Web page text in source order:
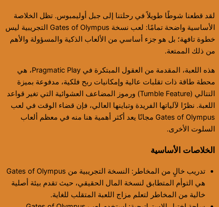
لقد قطعنا شوطًا طويلاً في رحلتنا إلى جبل أوليمبوس. تظل الخلاصة
الأساسية واضحة تمامًا: لعب نسخة Gates of Olympus التجريبية ليس
خطوة تافهة؛ بل هو جزء أساسي من الألعاب الذكية والمسؤولة والأهم
من ذلك الممتعة.
هذه اللعبة، المقدمة من العقول المبتكرة في Pragmatic Play، هي
محطة طاقة ذات تقلبات عالية وإمكانيات ربح فلكية، مدفوعة بميزة
التتالي (Tumble Feature) ورموز المضاعف العشوائية التي تغير قواعد
اللعبة. نظرًا لآلياتها الفريدة وتباينها العالي، فإن قضاء الوقت في لعب
Gates of Olympus مجانًا يعد أكثر أهمية هنا منه في معظم ألعاب
السلوت الأخرى.
الخلاصات الأساسية
تدريب خالٍ من المخاطر: النسخة التجريبية من Gates of Olympus
هي التوأم المتطابق لنسخة المال الحقيقي، حيث تقدم بيئة أصلية
خالية من المخاطر لتعلم مزاج اللعبة المتقلب للغاية.